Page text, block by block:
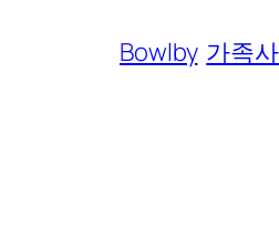
Bowlby 가족